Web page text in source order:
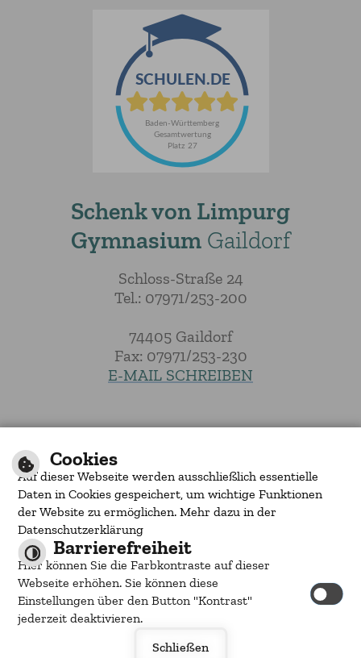
Schenk von Limpurg
Gymnasium Gaildorf
Schloss-Straße 24
Tel.: 07971/253-200
74405 Gaildorf
Fax: 07971/253-230
E-MAIL SCHREIBEN
bycm city media
Cookies
Auf dieser Webseite werden ausschließlich essentielle
Daten in Cookies gespeichert, um wichtige Funktionen
der Website zu ermöglichen. Mehr dazu in der
Datenschutzerklärung
Barrierefreiheit
Hier können Sie die Farbkontraste auf dieser
Webseite erhöhen. Sie können diese
Einstellungen über den Button "Kontrast"
jederzeit deaktivieren.
Schließen